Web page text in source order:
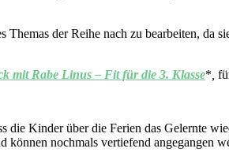
Themas der Reihe nach zu bearbeiten,
mit Rabe Linus – Fit für die 3. Klasse*
die Kinder über die Ferien das Gelernte
nochmals vertiefend angegangen